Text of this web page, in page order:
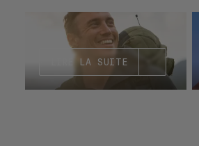
LIRE LA SUITE